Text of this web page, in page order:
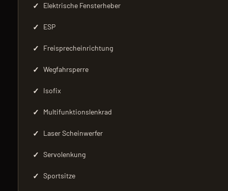
✓ Elektrische Fensterheber
✓ ESP
✓ Freisprecheinrichtung
✓ Wegfahrsperre
✓ Isofix
✓ Multifunktionslenkrad
✓ Laser Scheinwerfer
✓ Servolenkung
✓ Sportsitze